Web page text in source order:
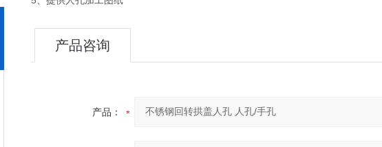
产品咨询
产品：